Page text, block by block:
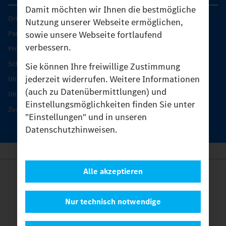
Damit möchten wir Ihnen die bestmögliche
Nutzung unserer Webseite ermöglichen,
sowie unsere Webseite fortlaufend
verbessern.
Sie können Ihre freiwillige Zustimmung
jederzeit widerrufen. Weitere Informationen
(auch zu Datenübermittlungen) und
Einstellungsmöglichkeiten finden Sie unter
"Einstellungen" und in unseren
Datenschutzhinweisen.
Nur technisch notwendige
Alle akzeptieren
Original-Teile
Partner finden
Produkt-Highlights
Schutz und Werterhalt
Unimog Serviceangebot
Unimog Servicetage
Zusatzleistungen
Anbieter
Kontakt
Datenschutz